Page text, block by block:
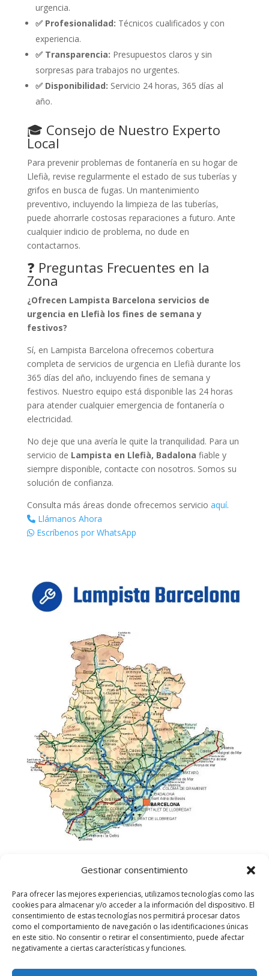
Gestionar consentimiento
Para ofrecer las mejores experiencias, utilizamos tecnologías como las
cookies para almacenar y/o acceder a la información del dispositivo. El
consentimiento de estas tecnologías nos permitirá procesar datos
como el comportamiento de navegación o las identificaciones únicas
en este sitio. No consentir o retirar el consentimiento, puede afectar
negativamente a ciertas características y funciones.
urgencia.
✅ Profesionalidad: Técnicos cualificados y con
experiencia.
✅ Transparencia: Presupuestos claros y sin
sorpresas para trabajos no urgentes.
✅ Disponibilidad: Servicio 24 horas, 365 días al
año.
🎓 Consejo de Nuestro Experto
Local
Para prevenir problemas de fontanería en su hogar de
Llefià, revise regularmente el estado de sus tuberías y
grifos en busca de fugas. Un mantenimiento
preventivo, incluyendo la limpieza de las tuberías,
puede ahorrarle costosas reparaciones a futuro. Ante
cualquier indicio de problema, no dude en
contactarnos.
❓ Preguntas Frecuentes en la
Zona
¿Ofrecen Lampista Barcelona servicios de
urgencia en Llefià los fines de semana y
festivos?
Sí, en Lampista Barcelona ofrecemos cobertura
completa de servicios de urgencia en Llefià durante los
365 días del año, incluyendo fines de semana y
festivos. Nuestro equipo está disponible las 24 horas
para atender cualquier emergencia de fontanería o
electricidad.
No deje que una avería le quite la tranquilidad. Para un
servicio de Lampista en Llefià, Badalona fiable y
siempre disponible, contacte con nosotros. Somos su
solución de confianza.
Consulta más áreas donde ofrecemos servicio aquí.
Llámanos Ahora
Escríbenos por WhatsApp